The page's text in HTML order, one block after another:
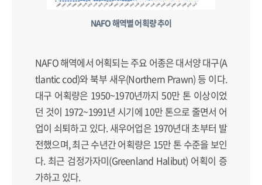
NAFO 해역별 어획량 추이
NAFO 해역에서 어획되는 주요 어종은 대서양 대구(A
tlantic cod)와 북부 새우(Northern Prawn) 등 이다.
대구 어획량은 1950~1970년까지 50만 톤 이상이었
던 것이 1972~1991년 시기에 10만 톤으로 줄면서 어
업이 쇠퇴하고 있다. 새우어업은 1970년대 초부터 발
전했으며, 최근 수년간 어획량은 15만 톤 수준을 보인
다. 최근 검정가자미(Greenland Halibut) 어획이 증
가하고 있다.